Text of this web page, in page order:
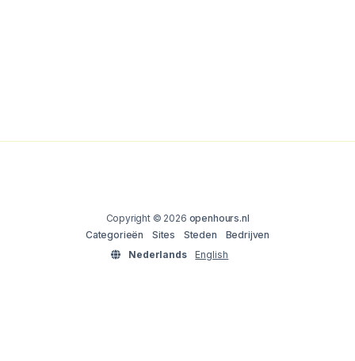
Copyright © 2026 openhours.nl
Categorieën
Sites Steden
Bedrijven
Nederlands
English